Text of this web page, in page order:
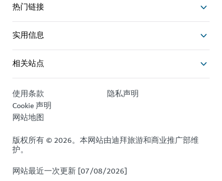
热门链接
实用信息
相关站点
使用条款
隐私声明
Cookie 声明
网站地图
版权所有 © 2026。本网站由迪拜旅游和商业推广部维
护。
网站最近一次更新 [07/08/2026]